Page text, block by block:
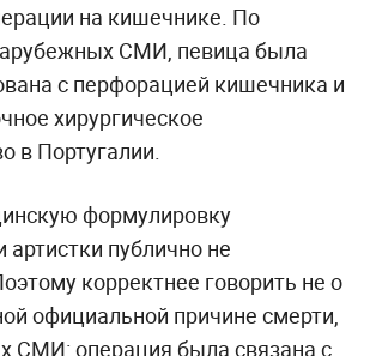
на кишечнике. По
СМИ, певица была
с перфорацией кишечника и
хирургическое
в Португалии.
формулировку
артистки публично не
корректнее говорить не о
официальной причине смерти,
СМИ: операция была связана с